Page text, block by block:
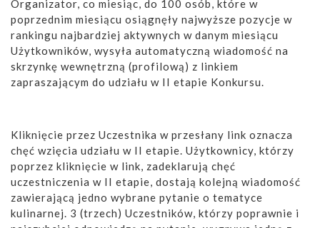
Organizator, co miesiąc, do 100 osób, które w
poprzednim miesiącu osiągnęły najwyższe pozycje w
rankingu najbardziej aktywnych w danym miesiącu
Użytkowników, wysyła automatyczną wiadomość na
skrzynkę wewnętrzną (profilową) z linkiem
zapraszającym do udziału w II etapie Konkursu.
Kliknięcie przez Uczestnika w przesłany link oznacza
chęć wzięcia udziału w II etapie. Użytkownicy, którzy
poprzez kliknięcie w link, zadeklarują chęć
uczestniczenia w II etapie, dostają kolejną wiadomość
zawierającą jedno wybrane pytanie o tematyce
kulinarnej. 3 (trzech) Uczestników, którzy poprawnie i